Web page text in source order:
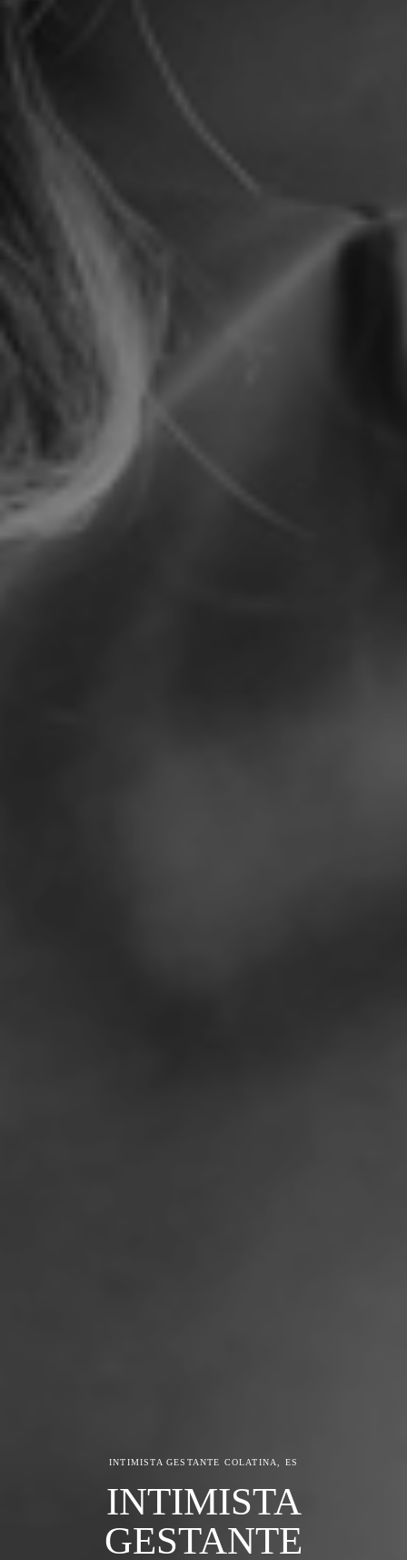
INTIMISTA GESTANTE COLATINA, ES
INTIMISTA
GESTANTE